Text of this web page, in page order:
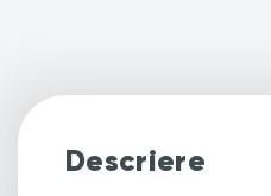
Descriere